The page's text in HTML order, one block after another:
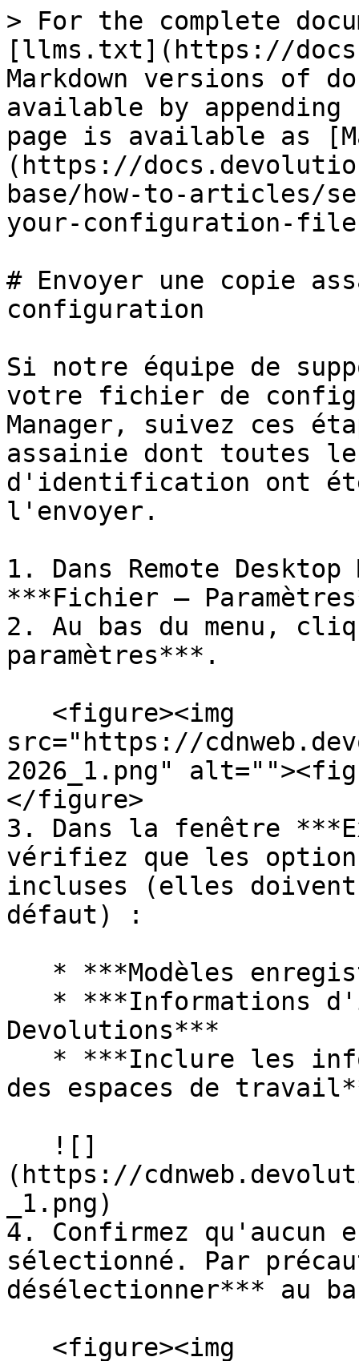
> For the complete
[llms.txt](https://
Markdown versions of
available by
page is available as
(https://
base/how-to-articles/
your-configuration-
# Envoyer une copie
configuration
Si notre équipe de
votre fichier de
Manager, suivez ces
assainie dont toutes
d'identification ont été
l'envoyer.
1. Dans Remote
***Fichier –
2. Au bas du menu,
paramètres***.
src="https://
2026_1.png"
</figure>
3. Dans la fenêtre
vérifiez que les
incluses (elles
défaut) :
Devolutions***
des espaces de
(https://
_1.png)
4. Confirmez
sélectionné. Par
désélectionner*** au